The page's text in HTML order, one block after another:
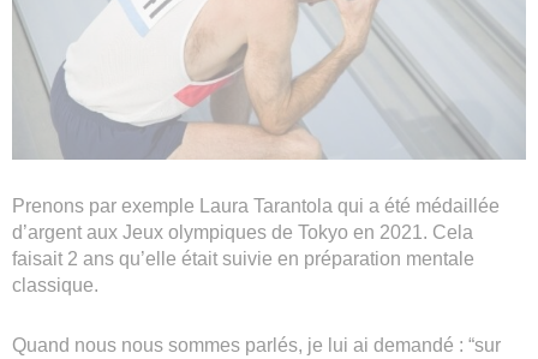
Prenons par exemple Laura Tarantola qui a été médaillée
d’argent aux Jeux olympiques de Tokyo en 2021. Cela
faisait 2 ans qu’elle était suivie en préparation mentale
classique.
Quand nous nous sommes parlés, je lui ai demandé : “sur